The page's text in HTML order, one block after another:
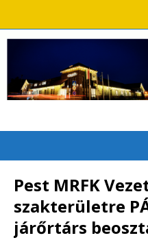
Pest MRFK
szakterületre
járőrtárs